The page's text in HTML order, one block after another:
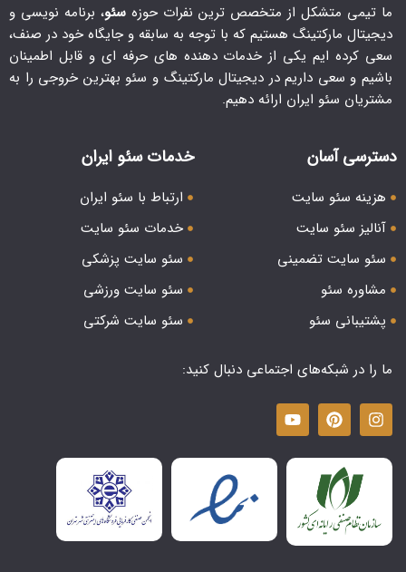
ما تیمی متشکل از متخصص ترین نفرات حوزه سئو، برنامه نویسی و
دیجیتال مارکتینگ هستیم که با توجه به سابقه و جایگاه خود در صنف،
سعی کرده ایم یکی از خدمات دهنده های حرفه ای و قابل اطمینان
باشیم و سعی داریم در دیجیتال مارکتینگ و سئو بهترین خروجی را به
مشتریان سئو ایران ارائه دهیم.
دسترسی آسان
هزینه سئو سایت
آنالیز سئو سایت
سئو سایت تضمینی
مشاوره سئو
پشتیبانی سئو
خدمات سئو ایران
ارتباط با سئو ایران
خدمات سئو سایت
سئو سایت پزشکی
سئو سایت ورزشی
سئو سایت شرکتی
ما را در شبکه‌های اجتماعی دنبال کنید: